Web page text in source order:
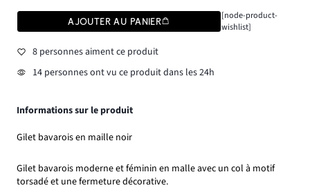
AJOUTER AU PANIER
[node-product-
wishlist]
8 personnes aiment ce produit
14 personnes ont vu ce produit dans les 24h
Informations sur le produit
Gilet bavarois en maille noir
Gilet bavarois moderne et féminin en malle avec un col à motif
torsadé et une fermeture décorative.